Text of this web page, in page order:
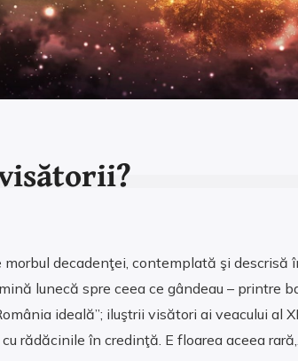
morbul decadenţei, contemplată şi descrisă
lunecă spre ceea ce gândeau – printre
ideală”; iluştrii visători ai veacului al
rădăcinile în credinţă. E floarea aceea rară,…